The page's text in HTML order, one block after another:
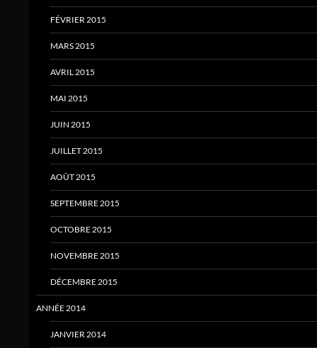
FÉVRIER 2015
MARS 2015
AVRIL 2015
MAI 2015
JUIN 2015
JUILLET 2015
AOÛT 2015
SEPTEMBRE 2015
OCTOBRE 2015
NOVEMBRE 2015
DÉCEMBRE 2015
ANNÉE 2014
JANVIER 2014